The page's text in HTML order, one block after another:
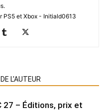
PS5 et Xbox - Initiald0613
L'AUTEUR
27 – Éditions, prix et